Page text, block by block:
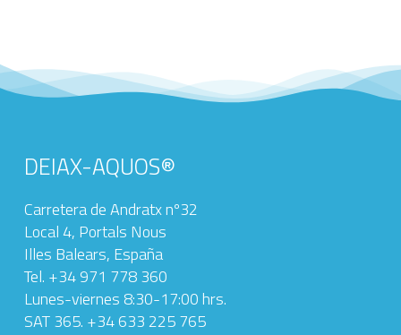
DEIAX-AQUOS®
Carretera de Andratx nº32
Local 4, Portals Nous
Illes Balears, España
Tel. +34 971 778 360‬
Lunes-viernes 8:30-17:00 hrs.
SAT 365. +34 633 225 765